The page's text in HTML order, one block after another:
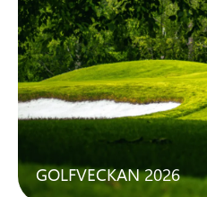
GOLFVECKAN 2026